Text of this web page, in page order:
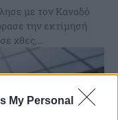
My Personal
με τον Καναδό
την εκτίμησή
χθες,...